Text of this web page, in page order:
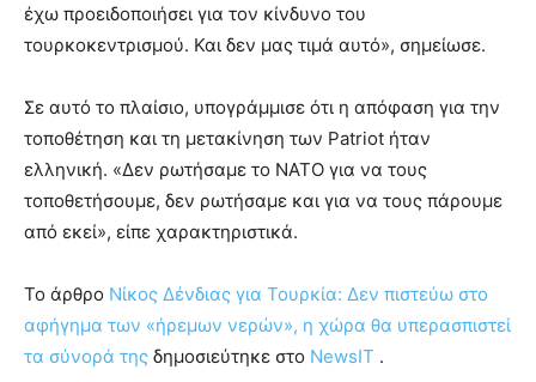
έχω προειδοποιήσει για τον κίνδυνο του
τουρκοκεντρισμού. Και δεν μας τιμά αυτό», σημείωσε.
Σε αυτό το πλαίσιο, υπογράμμισε ότι η απόφαση για την
τοποθέτηση και τη μετακίνηση των Patriot ήταν
ελληνική. «Δεν ρωτήσαμε το ΝΑΤΟ για να τους
τοποθετήσουμε, δεν ρωτήσαμε και για να τους πάρουμε
από εκεί», είπε χαρακτηριστικά.
To άρθρο Νίκος Δένδιας για Τουρκία: Δεν πιστεύω στο
αφήγημα των «ήρεμων νερών», η χώρα θα υπερασπιστεί
τα σύνορά της δημοσιεύτηκε στο NewsIT .